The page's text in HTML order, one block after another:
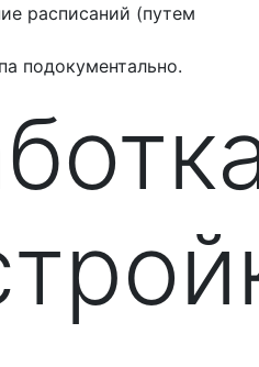
расписаний (путем
подокументально.